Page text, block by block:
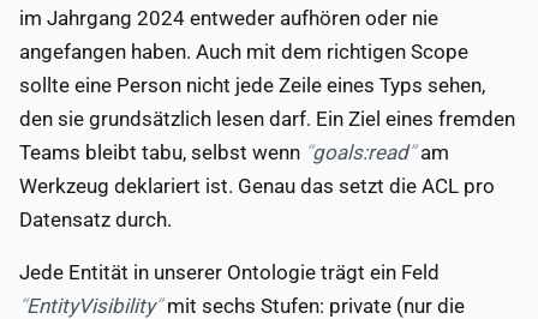
im Jahrgang 2024 entweder aufhören oder nie
angefangen haben. Auch mit dem richtigen Scope
sollte eine Person nicht jede Zeile eines Typs sehen,
den sie grundsätzlich lesen darf. Ein Ziel eines fremden
Teams bleibt tabu, selbst wenn goals:read am
Werkzeug deklariert ist. Genau das setzt die ACL pro
Datensatz durch.
Jede Entität in unserer Ontologie trägt ein Feld
EntityVisibility mit sechs Stufen: private (nur die